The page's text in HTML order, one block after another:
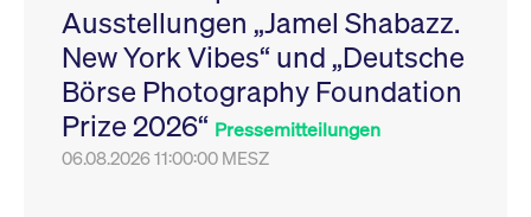
Ausstellungen „Jamel Shabazz.
New York Vibes“ und „Deutsche
Börse Photography Foundation
Prize 2026“ Pressemitteilungen
06.08.2026 11:00:00 MESZ
Leistung der Website
zu messen. Es handelt
sich um ein Muster-
Cookie, bei dem auf
das Präfix _pk_ses
eine kurze Reihe von
VISITOR_PRIVACY_METADATA
YouTube
.youtube.com
6
Monate
Dieses Cookie dient
Speicherung der
Einwilligungs- und
des Nutzers für ihre
Interaktion mit der